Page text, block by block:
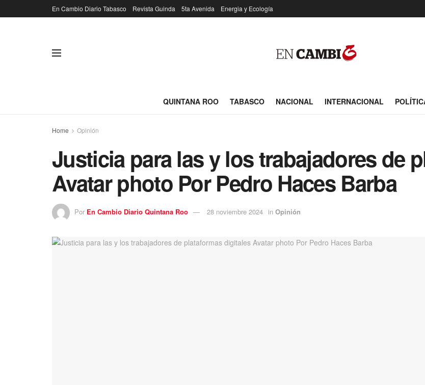
En Cambio Diario Tabasco Revista Guinda 5ta Avenida Energia y Ecología
QUINTANA ROO TABASCO NACIONAL INTERNACIONAL
Home Opinión
Justicia para las y los trabajadores de
Avatar photo Por Pedro Haces Barba
Por En Cambio Diario Quintana Roo 28 noviembre 2024 in Opinión